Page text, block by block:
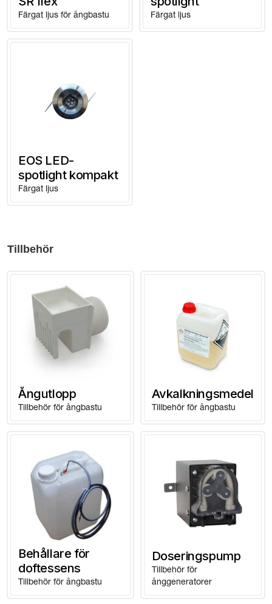
Färgat ljus för ångbastu Färgat ljus
EOS LED-
spotlight kompakt
Färgat ljus
Tillbehör
Ångutlopp
Tillbehör för ångbastu
Avkalkningsmedel
Tillbehör för ångbastu
Behållare för
doftessens
Tillbehör för ångbastu
Doseringspump
Tillbehör för
ånggeneratorer